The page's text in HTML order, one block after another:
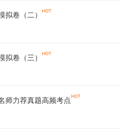
拟卷（二）
拟卷（三）
师力荐真题高频考点